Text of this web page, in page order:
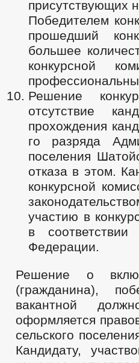
присутствующих
Победителем
прошедший
большее
конкурсной
Решение
отсутствие
прохождения
го разряда
поселения
отказа в этом.
конкурсной
участию в
в соответствии
Федерации.
Решение о
(гражданина),
вакантной
оформляется
сельского
Кандидату,